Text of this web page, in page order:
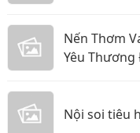
Nến Thơm
Yêu
Nội soi tiêu